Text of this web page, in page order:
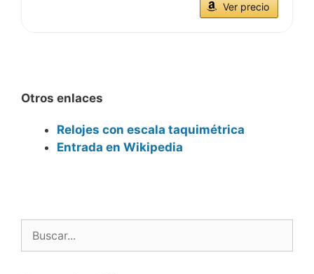
Ver precio
Otros enlaces
Relojes con escala taquimétrica
Entrada en Wikipedia